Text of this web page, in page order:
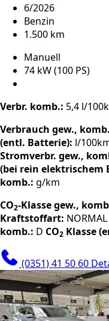
6/2026
Benzin
1.500 km
Manuell
74 kW (100 PS)
Verbr. komb.: 5,4 l/
Verbrauch gew.,
(entl. Batterie): l/
Stromverbr. gew.,
(bei rein elektrischem
komb.: g/km
CO2-Klasse gew.,
Kraftstoffart: NORMAL
komb.: D CO2 Klasse
(0351) 41 50 60